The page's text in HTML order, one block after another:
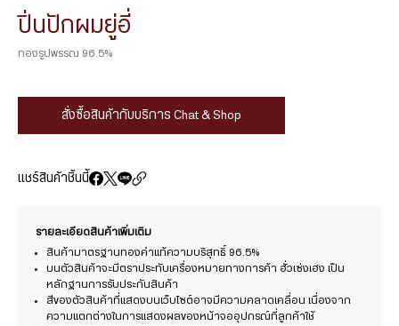
ปิ่นปักผมยู่อี่
ทองรูปพรรณ 96.5%
สั่งซื้อสินค้ากับบริการ Chat & Shop
แชร์สินค้าชิ้นนี้
รายละเอียดสินค้าเพิ่มเติม
สินค้ามาตรฐานทองคำแท้ความบริสุทธิ์ 96.5%
บนตัวสินค้าจะมีตราประทับเครื่องหมายทางการค้า ฮั่วเซ่งเฮง เป็น
หลักฐานการรับประกันสินค้า
สีของตัวสินค้าที่แสดงบนเว็บไซต์อาจมีความคลาดเคลื่อน เนื่องจาก
ความแตกต่างในการแสดงผลของหน้าจออุปกรณ์ที่ลูกค้าใช้